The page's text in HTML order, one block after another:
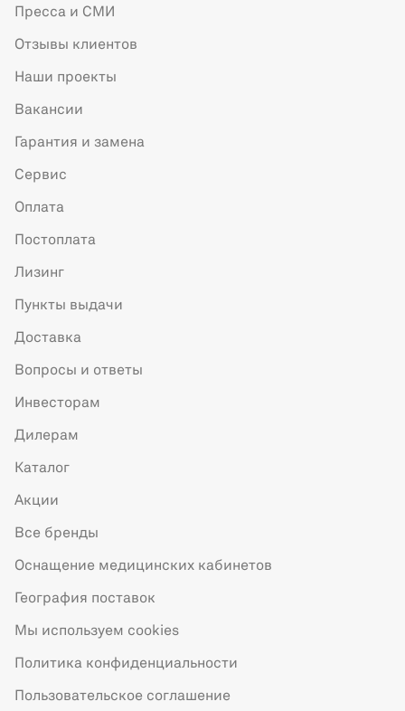
Пресса и СМИ
Отзывы клиентов
Наши проекты
Вакансии
Гарантия и замена
Сервис
Оплата
Постоплата
Лизинг
Пункты выдачи
Доставка
Вопросы и ответы
Инвесторам
Дилерам
Каталог
Акции
Все бренды
Оснащение медицинских кабинетов
География поставок
Мы используем cookies
Политика конфиденциальности
Пользовательское соглашение